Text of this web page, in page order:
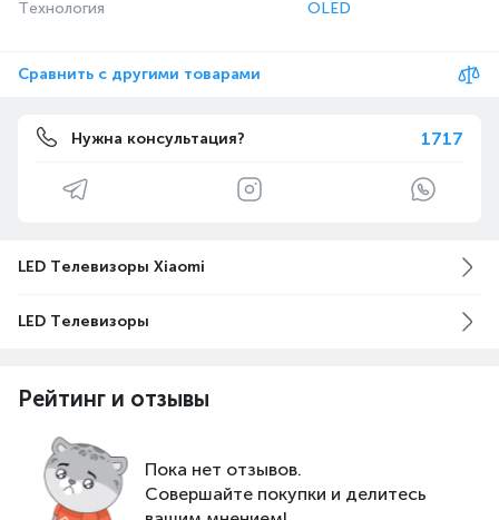
Технология OLED
Сравнить с другими товарами
Нужна консультация? 1717
LED Телевизоры Xiaomi
LED Телевизоры
Рейтинг и отзывы
Пока нет отзывов.
Совершайте покупки и делитесь